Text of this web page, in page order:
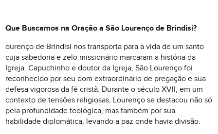
Que Buscamos na Oração a São Lourenço de Brindisi?
ourenço de Brindisi nos transporta para a vida de um santo
cuja sabedoria e zelo missionário marcaram a história da
Igreja. Capuchinho e doutor da Igreja, São Lourenço foi
reconhecido por seu dom extraordinário de pregação e sua
defesa vigorosa da fé cristã. Durante o século XVII, em um
contexto de tensões religiosas, Lourenço se destacou não só
pela profundidade teológica, mas também por sua
habilidade diplomática, levando a paz onde havia divisão.